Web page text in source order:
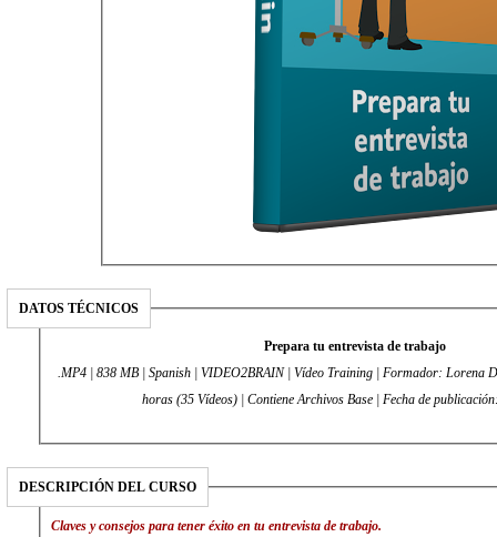
DATOS TÉCNICOS
Prepara tu entrevista de trabajo
.MP4 | 838 MB | Spanish | VIDEO2BRAIN | Vídeo Training | Formador: Lorena
horas (35 Vídeos) | Contiene Archivos Base | Fecha de
DESCRIPCIÓN DEL CURSO
Claves y consejos para tener éxito en tu entrevista de trabajo.